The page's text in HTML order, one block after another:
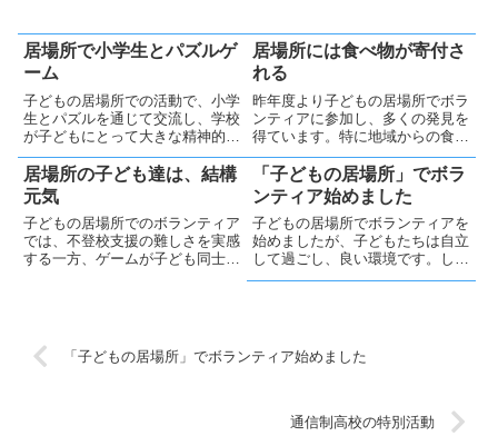
居場所で小学生とパズルゲ
ーム
子どもの居場所での活動で、小学
生とパズルを通じて交流し、学校
が子どもにとって大きな精神的負
担となっていることを実感しまし
た。多様な学びの場の必要性を感
じつつ、私自身も意義ある時間を
過ごせました。
居場所には食べ物が寄付さ
れる
昨年度より子どもの居場所でボラ
ンティアに参加し、多くの発見を
得ています。特に地域からの食べ
物の寄付に支えられていることを
実感しました。息子の不登校時に
は孤立を感じていましたが、支援
しようとする方々の存在に気づ
き、感謝しています。
居場所の子ども達は、結構
元気
子どもの居場所でのボランティア
では、不登校支援の難しさを実感
する一方、ゲームが子ども同士の
が今後の課題だと感じています。
「子どもの居場所」でボラ
ンティア始めました
子どもの居場所でボランティアを
始めましたが、子どもたちは自立
して過ごし、良い環境です。しか
し、ここにも来られない不登校の
経験し学びたいと思います💪
「子どもの居場所」でボランティア始めました
通信制高校の特別活動